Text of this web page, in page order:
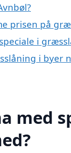
prisen på
i
i byer
med